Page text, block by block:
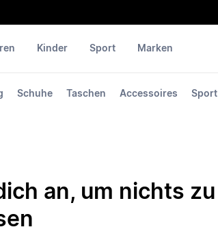
Schuhe Taschen Accessoires Sport
Kinder Sport Marken
an, um nichts zu